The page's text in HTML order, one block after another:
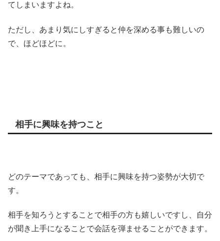
てしまいますよね。
ただし、あまり気にしすぎると仲を深める事も難しいの
で、ほどほどに。
相手に興味を持つこと
どのテーマであっても、相手に興味を持つ姿勢が大切で
す。
相手を知ろうとすることで相手の方も嬉しいですし、自分
が聞き上手になることで会話を弾ませることができます。